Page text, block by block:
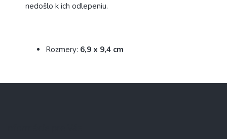
nedošlo k ich odlepeniu.
Rozmery: 6,9 x 9,4 cm